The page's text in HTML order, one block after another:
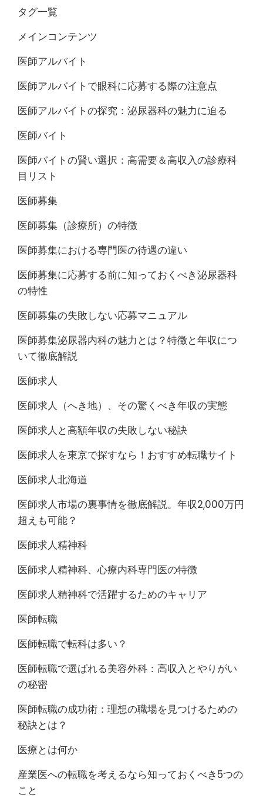
タグ一覧
メインコンテンツ
医師アルバイト
医師アルバイトで眼科に応募する際の注意点
医師アルバイトの探究：泌尿器科の魅力に迫る
医師バイト
医師バイトの賢い選択：高需要＆高収入の診療科
目リスト
医師募集
医師募集（診療所）の特徴
医師募集における専門医の待遇の違い
医師募集に応募する前に知っておくべき泌尿器科
の特性
医師募集の失敗しない応募マニュアル
医師募集泌尿器内科の魅力とは？特徴と年収につ
いて徹底解説
医師求人
医師求人（へき地）、その驚くべき年収の実態
医師求人と高額年収の失敗しない秘訣
医師求人を東京で探すなら！おすすめ転職サイト
医師求人北海道
医師求人市場の裏事情を徹底解説。年収2,000万円
超えも可能？
医師求人精神科
医師求人精神科、心療内科専門医の特徴
医師求人精神科で活躍するためのキャリア
医師転職
医師転職で転科は多い？
医師転職で選ばれる美容外科：高収入とやりがい
の秘密
医師転職の成功術：理想の職場を見つけるための
秘訣とは？
医療とは何か
産業医への転職を考えるなら知っておくべき5つの
こと